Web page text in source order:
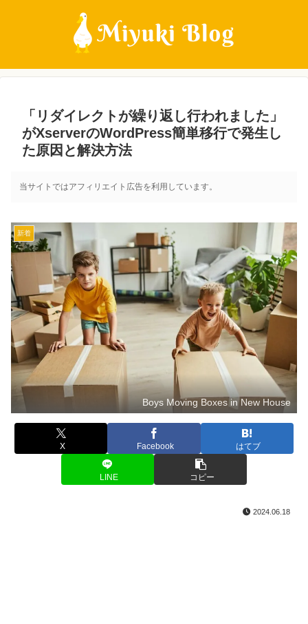
「リダイレクトが繰り返し行われました」
がXserverのWordPress簡単移行で発生し
た原因と解決方法
当サイトではアフィリエイト広告を利用しています。
新着
Boys Moving Boxes in New House
X Facebook はてブ
LINE コピー
2024.06.18